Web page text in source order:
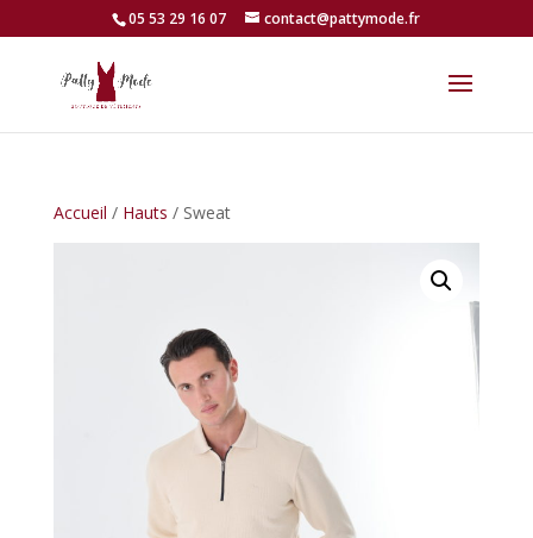
05 53 29 16 07 contact@pattymode.fr
Accueil / Hauts / Sweat